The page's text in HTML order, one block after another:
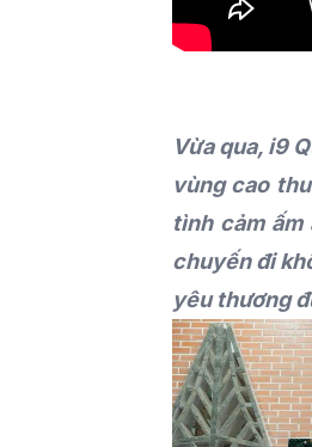
Vừa qua, i9
vùng cao
tình cảm ấm
chuyến đi
yêu thương